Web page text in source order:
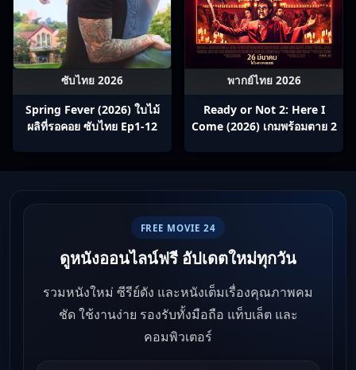
ซับไทย 2026
Spring Fever (2026) ใบไม้
ผลิที่รอคอย ซับไทย Ep1-12
พากย์ไทย 2026
Ready or Not 2: Here I
Come (2026) เกมพร้อมตาย 2
FREE MOVIE 24
ดูหนังออนไลน์ฟรี อัปเดตใหม่ทุกวัน
รวมหนังใหม่ ซีรีย์ดัง และหนังเต็มเรื่องคุณภาพคม
ชัด ใช้งานง่าย รองรับทั้งมือถือ แท็บเล็ต และ
คอมพิวเตอร์